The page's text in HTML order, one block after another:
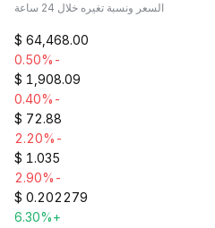
السعر ونسبة تغيره خلال 24 ساعة
$ 64,468.00
-0.50%
$ 1,908.09
-0.40%
$ 72.88
-2.20%
$ 1.035
-2.90%
$ 0.202279
+6.30%